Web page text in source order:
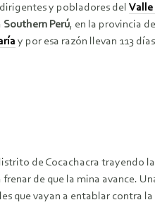
y pobladores del Valle
Southern Perú, en la provincia
y por esa razón llevan 113
de Cocachacra trayendo
de que la mina avance.
que vayan a entablar contra